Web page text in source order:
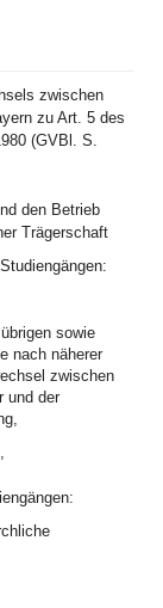
zwischen
zu Art. 5 des
(GVBl. S.
den Betrieb
Trägerschaft
sowie
nach näherer
zwischen
und der